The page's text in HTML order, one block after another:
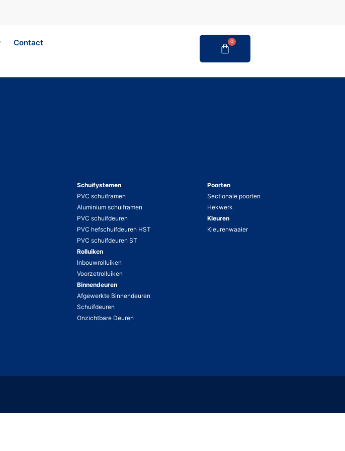
Contact 0
Schuifystemen
PVC schuiframen
Aluminium schuiframen
PVC schuifdeuren
PVC hefschuifdeuren HST
PVC schuifdeuren ST
Rolluiken
Inbouwrolluiken
Voorzetrolluiken
Binnendeuren
Afgewerkte Binnendeuren
Schuifdeuren
Onzichtbare Deuren
Poorten
Sectionale poorten
Hekwerk
Kleuren
Kleurenwaaier